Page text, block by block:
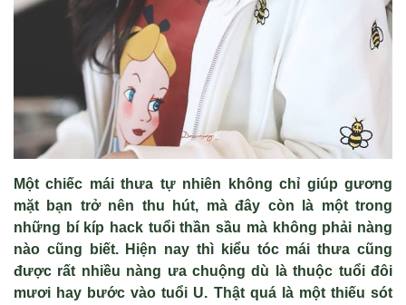
Một chiếc mái thưa tự nhiên không chỉ giúp gương
mặt bạn trở nên thu hút, mà đây còn là một trong
những bí kíp hack tuổi thần sầu mà không phải nàng
nào cũng biết. Hiện nay thì kiểu tóc mái thưa cũng
được rất nhiều nàng ưa chuộng dù là thuộc tuổi đôi
mươi hay bước vào tuổi U. Thật quá là một thiếu sót